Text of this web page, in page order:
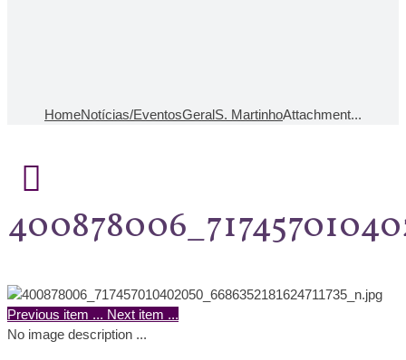
HomeNotícias/EventosGeralS. MartinhoAttachment...
Previous item ... Next item ...
No image description ...